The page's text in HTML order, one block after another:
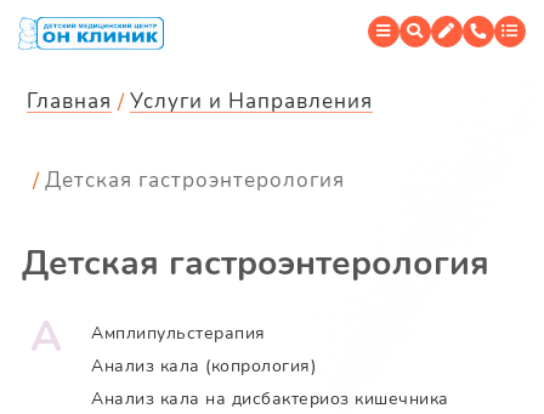
Главная Услуги и Направления
Детская гастроэнтерология
Детская гастроэнтерология
А
Амплипульстерапия
Анализ кала (копрология)
Анализ кала на дисбактериоз кишечника